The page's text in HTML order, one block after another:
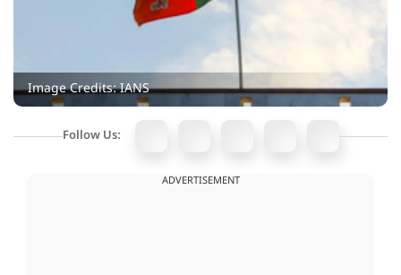
Image Credits: IANS
Follow Us:
ADVERTISEMENT